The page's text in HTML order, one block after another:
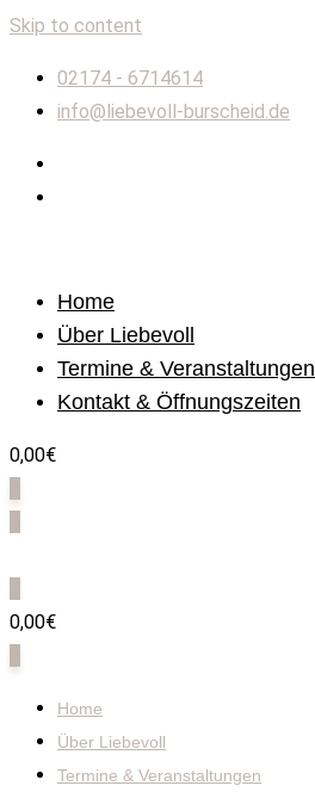
Skip to content
02174 - 6714614
info@liebevoll-burscheid.de
Home
Über Liebevoll
Termine & Veranstaltungen
Kontakt & Öffnungszeiten
0,00€
0,00€
Home
Über Liebevoll
Termine & Veranstaltungen